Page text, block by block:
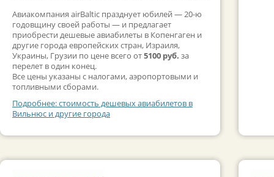
Авиакомпания airBaltic празднует юбилей — 20-ю
годовщину своей работы — и предлагает
приобрести дешевые авиабилеты в Копенгаген и
другие города европейских стран, Израиля,
Украины, Грузии по цене всего от5100 руб. за
перелет в один конец.
Все цены указаны с налогами, аэропортовыми и
топливными сборами.
Подробнее: стоимость дешевых авиабилетов в
Вильнюс и другие города